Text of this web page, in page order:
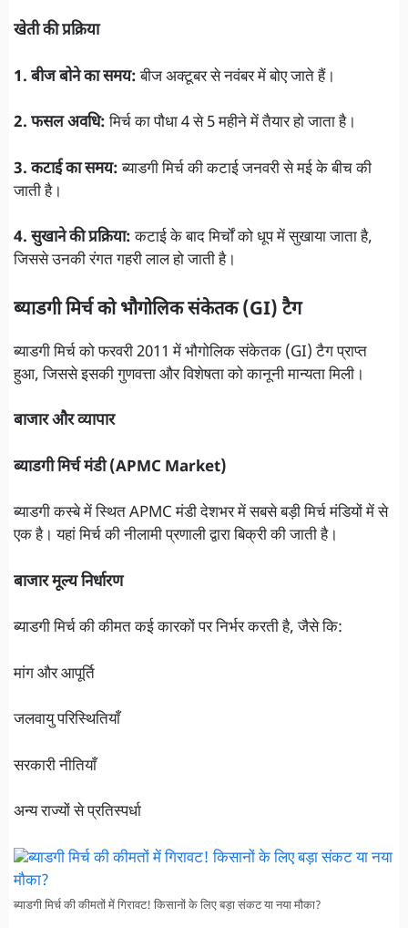
खेती की प्रक्रिया
1. बीज बोने का समय:बीज अक्टूबर से नवंबर में बोए जाते हैं।
2. फसल अवधि:मिर्च का पौधा 4 से 5 महीने में तैयार हो जाता है।
3. कटाई का समय:ब्याडगी मिर्च की कटाई जनवरी से मई के बीच की
जाती है।
4. सुखाने की प्रक्रिया:कटाई के बाद मिर्चों को धूप में सुखाया जाता है,
जिससे उनकी रंगत गहरी लाल हो जाती है।
ब्याडगी मिर्च को भौगोलिक संकेतक (GI) टैग
ब्याडगी मिर्च को फरवरी 2011 में भौगोलिक संकेतक (GI) टैग प्राप्त
हुआ, जिससे इसकी गुणवत्ता और विशेषता को कानूनी मान्यता मिली।
बाजार और व्यापार
ब्याडगी मिर्च मंडी (APMC Market)
ब्याडगी कस्बे में स्थित APMC मंडी देशभर में सबसे बड़ी मिर्च मंडियों में से
एक है। यहां मिर्च की नीलामी प्रणाली द्वारा बिक्री की जाती है।
बाजार मूल्य निर्धारण
ब्याडगी मिर्च की कीमत कई कारकों पर निर्भर करती है, जैसे कि:
मांग और आपूर्ति
जलवायु परिस्थितियाँ
सरकारी नीतियाँ
अन्य राज्यों से प्रतिस्पर्धा
ब्याडगी मिर्च की कीमतों में गिरावट! किसानों के लिए बड़ा संकट या नया मौका?